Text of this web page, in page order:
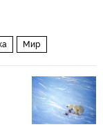
Мир